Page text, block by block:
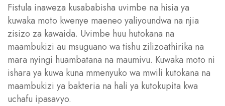
Fistula inaweza kusababisha uvimbe na hisia ya
kuwaka moto kwenye maeneo yaliyoundwa na njia
zisizo za kawaida. Uvimbe huu hutokana na
maambukizi au msuguano wa tishu zilizoathirika na
mara nyingi huambatana na maumivu. Kuwaka moto ni
ishara ya kuwa kuna mmenyuko wa mwili kutokana na
maambukizi ya bakteria na hali ya kutokupita kwa
uchafu ipasavyo.